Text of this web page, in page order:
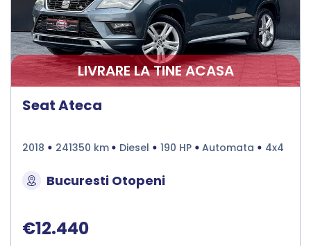
LIVRARE LA TINE ACASA
Seat Ateca
2018 241350 km Diesel 190 HP Automata 4x4
Bucuresti Otopeni
€12.440